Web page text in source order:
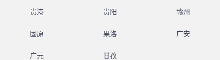
贵港 贵阳 赣州
固原 果洛 广安
广元 甘孜